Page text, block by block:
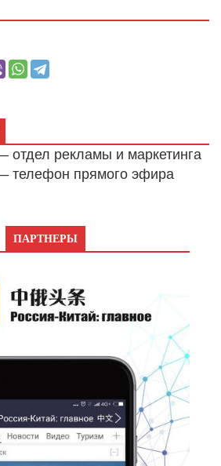
отдел рекламы и маркетинга
телефон прямого эфира
ПАРТНЕРЫ